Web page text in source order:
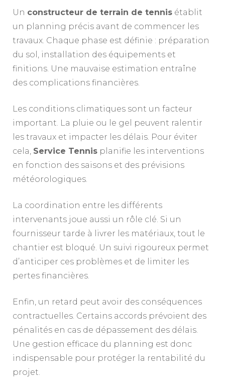
Un constructeur de terrain de tennis établit
un planning précis avant de commencer les
travaux. Chaque phase est définie : préparation
du sol, installation des équipements et
finitions. Une mauvaise estimation entraîne
des complications financières.
Les conditions climatiques sont un facteur
important. La pluie ou le gel peuvent ralentir
les travaux et impacter les délais. Pour éviter
cela, Service Tennis planifie les interventions
en fonction des saisons et des prévisions
météorologiques.
La coordination entre les différents
intervenants joue aussi un rôle clé. Si un
fournisseur tarde à livrer les matériaux, tout le
chantier est bloqué. Un suivi rigoureux permet
d’anticiper ces problèmes et de limiter les
pertes financières.
Enfin, un retard peut avoir des conséquences
contractuelles. Certains accords prévoient des
pénalités en cas de dépassement des délais.
Une gestion efficace du planning est donc
indispensable pour protéger la rentabilité du
projet.